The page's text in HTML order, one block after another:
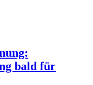
bald für